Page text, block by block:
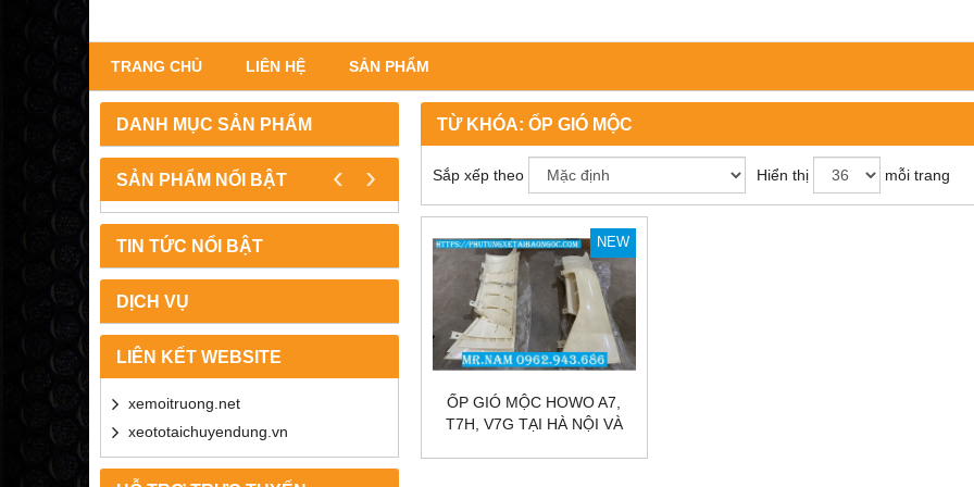
TRANG CHỦ LIÊN HỆ SẢN PHẨM
DANH MỤC SẢN PHẨM
SẢN PHẨM NỔI BẬT ‹ ›
TIN TỨC NỔI BẬT
DỊCH VỤ
LIÊN KẾT WEBSITE
xemoitruong.net
xeototaichuyendung.vn
TỪ KHÓA: ỐP GIÓ MỘC
Sắp xếp theo Hiển thị mỗi trang
NEW
ỐP GIÓ MỘC HOWO A7,
T7H, V7G TẠI HÀ NỘI VÀ